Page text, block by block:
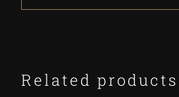
Related products